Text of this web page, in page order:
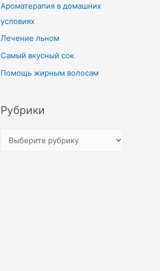
Ароматерапия в домашних
условиях
Лечение льном
Самый вкусный сок
Помощь жирным волосам
Рубрики